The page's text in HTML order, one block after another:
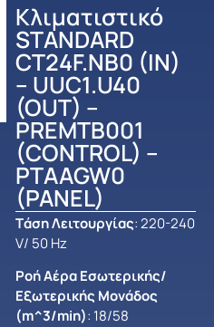
Κλιματιστικό
STANDARD
CT24F.NB0 (IN)
– UUC1.U40
(OUT) –
PREMTB001
(CONTROL) –
PTAAGW0
(PANEL)
Tάση Λειτουργίας: 220-240
V/ 50 Hz
Ροή Αέρα Εσωτερικής/
Εξωτερικής Μονάδος
(m^3/min): 18/58